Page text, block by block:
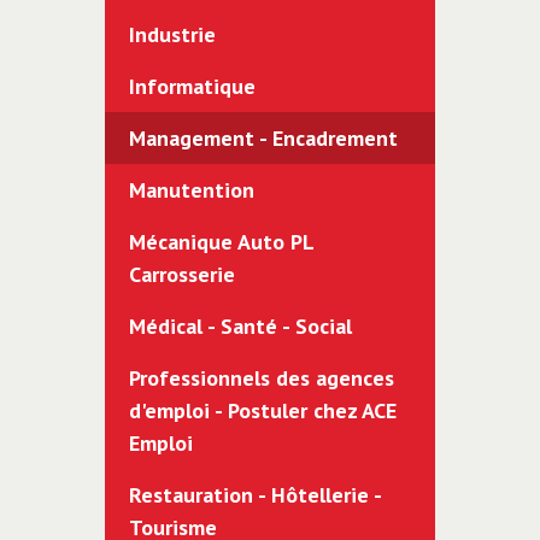
Industrie
Informatique
Management - Encadrement
Manutention
Mécanique Auto PL
Carrosserie
Médical - Santé - Social
Professionnels des agences
d'emploi - Postuler chez ACE
Emploi
Restauration - Hôtellerie -
Tourisme